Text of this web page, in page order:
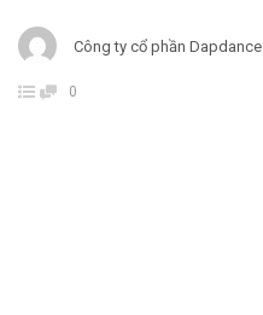
Công ty cổ phần Dapdance
0